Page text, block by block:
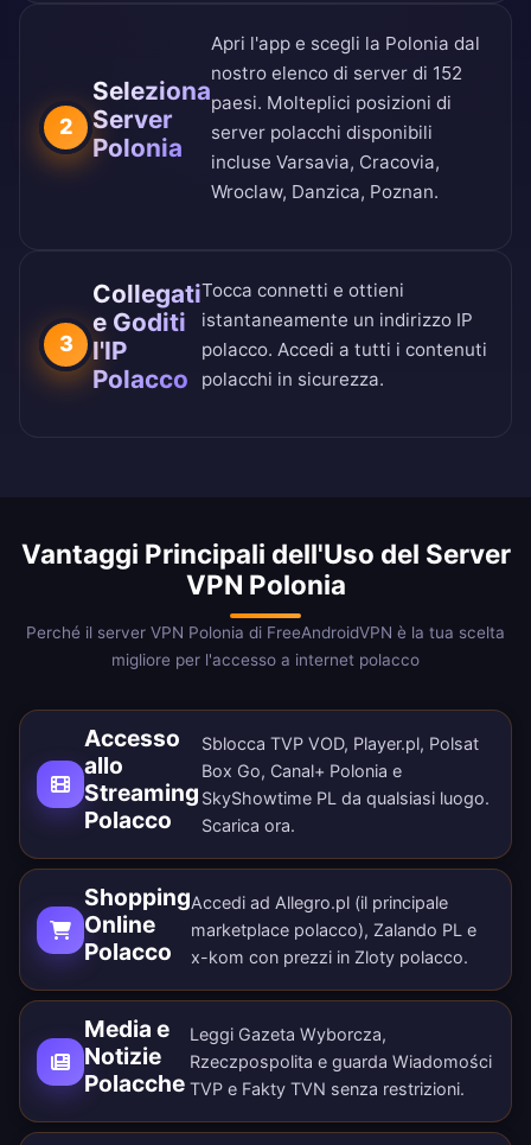
2
Seleziona
Server
Polonia
Apri l'app e scegli la Polonia dal
nostro elenco di server di 152
paesi. Molteplici posizioni di
server polacchi disponibili
incluse Varsavia, Cracovia,
Wroclaw, Danzica, Poznan.
3
Collegati
e Goditi
l'IP
Polacco
Tocca connetti e ottieni
istantaneamente un indirizzo IP
polacco. Accedi a tutti i contenuti
polacchi in sicurezza.
Vantaggi Principali dell'Uso del Server
VPN Polonia
Perché il server VPN Polonia di FreeAndroidVPN è la tua scelta
migliore per l'accesso a internet polacco
Accesso
allo
Streaming
Polacco
Sblocca TVP VOD, Player.pl, Polsat
Box Go, Canal+ Polonia e
SkyShowtime PL da qualsiasi luogo.
Scarica ora.
Shopping
Online
Polacco
Accedi ad Allegro.pl (il principale
marketplace polacco), Zalando PL e
x-kom con prezzi in Zloty polacco.
Media e
Notizie
Polacche
Leggi Gazeta Wyborcza,
Rzeczpospolita e guarda Wiadomości
TVP e Fakty TVN senza restrizioni.